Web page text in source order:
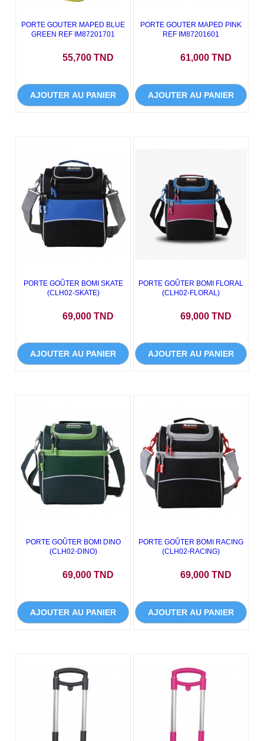
PORTE GOUTER MAPED BLUE
GREEN REF IM87201701
55,700 TND
AJOUTER AU PANIER
PORTE GOUTER MAPED PINK
REF IM87201601
61,000 TND
AJOUTER AU PANIER
PORTE GOÛTER BOMI SKATE
(CLH02-SKATE)
69,000 TND
AJOUTER AU PANIER
PORTE GOÛTER BOMI FLORAL
(CLH02-FLORAL)
69,000 TND
AJOUTER AU PANIER
PORTE GOÛTER BOMI DINO
(CLH02-DINO)
69,000 TND
AJOUTER AU PANIER
PORTE GOÛTER BOMI RACING
(CLH02-RACING)
69,000 TND
AJOUTER AU PANIER